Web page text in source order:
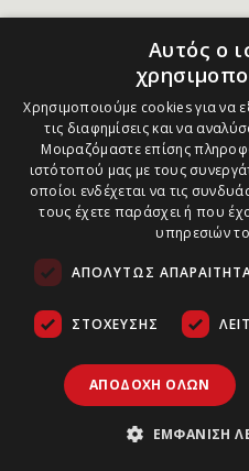
Αυτός ο
Χρησιμοποιούμε cookies για να
τις διαφημίσεις και να
Μοιραζόμαστε επίσης
ιστότοπού μας με τους
οποίοι ενδέχεται να τις
τους έχετε παράσχει ή που
υπηρεσιών
ΑΠΟΛΎΤΩΣ
ΣΤΌΧΕΥΣΗΣ
ΑΠΟΔΟΧΉ ΌΛΩΝ
ΕΜΦΆΝΙΣΗ